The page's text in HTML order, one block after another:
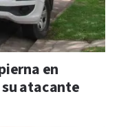
en
su atacante